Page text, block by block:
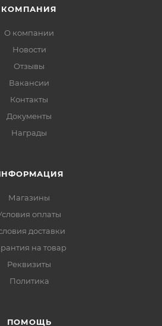
КОМПАНИЯ
О компании
Новости
Отзывы
Вакансии
Контакты
Документы
Награды
Магазины
оплаты
доставки
на товар
Реквизиты
Политика
ПОМОЩЬ